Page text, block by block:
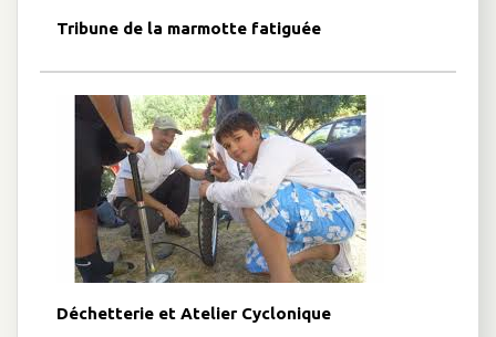
Tribune de la marmotte fatiguée
Déchetterie et Atelier Cyclonique